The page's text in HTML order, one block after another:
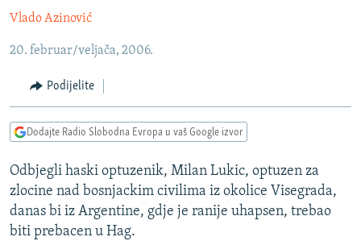
Pređite
na
navigaciju
Pređite
na
pretragu
SRBIJA
KOSOVO
CRNA GORA
VIZUELNO
VIDEO
FOTOGALERIJE
INFOGRAFIKE
PODCASTI
RAT U UKRAJINI
KINA NA BALKANU
RSE PRIČE IZ SVIJETA
Vlado Azinović
20. februar/veljača, 2006.
Podijelite
Dodajte Radio Slobodna Evropa u vaš Google izvor
Odbjegli haski optuzenik, Milan Lukic, optuzen za
zlocine nad bosnjackim civilima iz okolice Visegrada,
danas bi iz Argentine, gdje je ranije uhapsen, trebao
biti prebacen u Hag.